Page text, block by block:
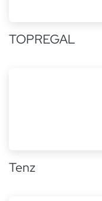
TOPREGAL
Tenz